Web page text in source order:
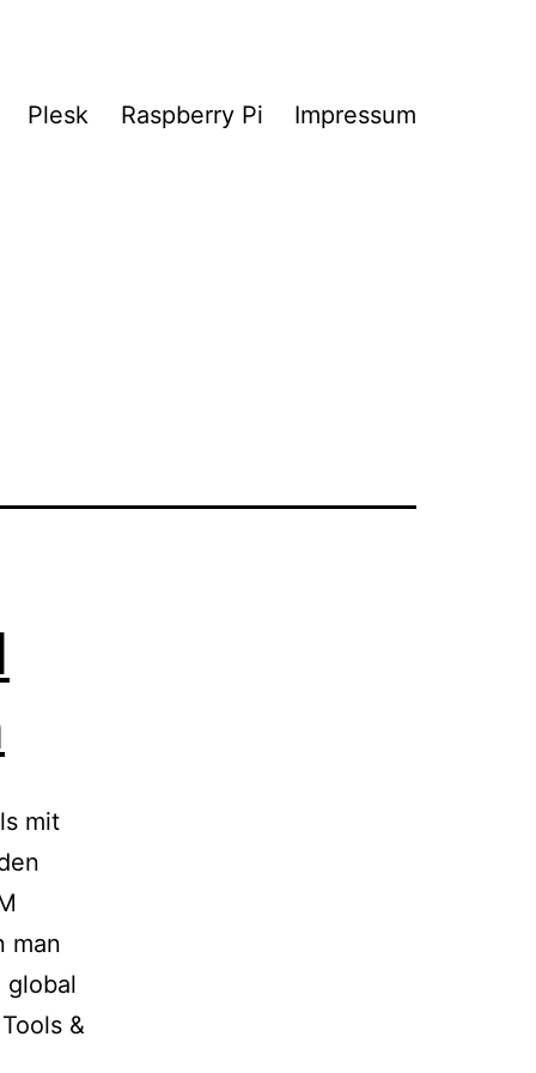
Plesk Raspberry Pi Impressum
mit
man
global
&